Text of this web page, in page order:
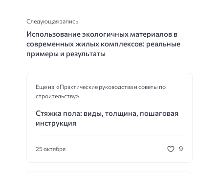
Следующая запись
Использование экологичных материалов в
современных жилых комплексов: реальные
примеры и результаты
Еще из «Практические руководства и советы по
строительству»
Стяжка пола: виды, толщина, пошаговая
инструкция
25 октября 9